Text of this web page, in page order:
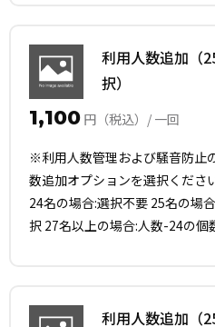
利用人数追加（
択）
1,100 円（税込）/ 一回
※利用人数管理および騒音防止
数追加オプションを選択ください
24名の場合:選択不要 25名の場
択 27名以上の場合:人数-24の個
利用人数追加（